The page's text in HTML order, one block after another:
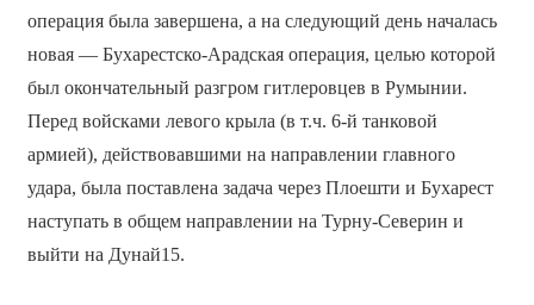
операция была завершена, а на следующий день началась
новая — Бухарестско-Арадская операция, целью которой
был окончательный разгром гитлеровцев в Румынии.
Перед войсками левого крыла (в т.ч. 6-й танковой
армией), действовавшими на направлении главного
удара, была поставлена задача через Плоешти и Бухарест
наступать в общем направлении на Турну-Северин и
выйти на Дунай15.